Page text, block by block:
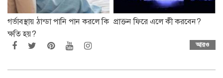
গর্ভাবস্থায় ঠান্ডা পানি পান করলে কি
ক্ষতি হয়?
প্রাক্তন ফিরে এলে কী করবেন?
আরও